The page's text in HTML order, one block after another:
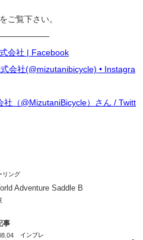
ご覧下さい。
会社 | Facebook
会社(@mizutanibicycle) • Instagra
社（@MizutaniBicycle）さん / Twitt
リング
Adventure Saddle B
事
インプレ